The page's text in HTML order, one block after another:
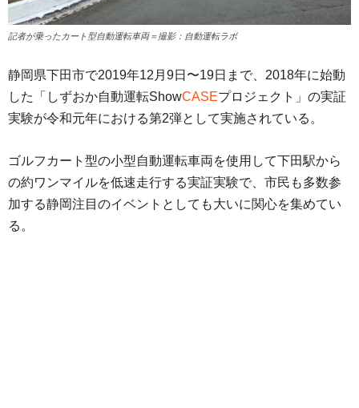
記者が乗ったカート型自動運転車両＝撮影：自動運転ラボ
静岡県下田市で2019年12月9日〜19日まで、2018年に始動
した「しずおか自動運転ShowCASEプロジェクト」の実証
実験が令和元年における第2弾として実施されている。
ゴルフカート型の小型自動運転車両を使用して下田駅から
の約ワンマイルを低速走行する実証実験で、市民も多数参
加する静岡注目のイベントとしても大いに関心を集めてい
る。